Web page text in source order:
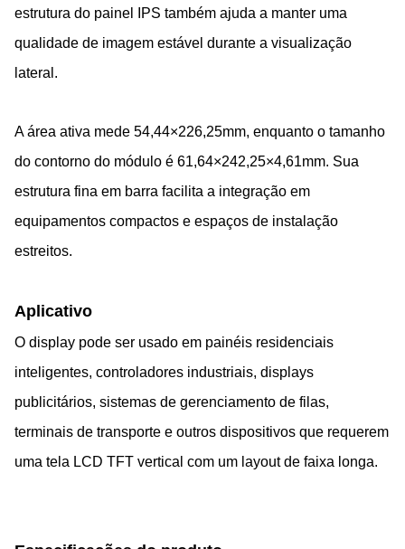
estrutura do painel IPS também ajuda a manter uma
qualidade de imagem estável durante a visualização
lateral.
A área ativa mede 54,44×226,25mm, enquanto o tamanho
do contorno do módulo é 61,64×242,25×4,61mm. Sua
estrutura fina em barra facilita a integração em
equipamentos compactos e espaços de instalação
estreitos.
Aplicativo
O display pode ser usado em painéis residenciais
inteligentes, controladores industriais, displays
publicitários, sistemas de gerenciamento de filas,
terminais de transporte e outros dispositivos que requerem
uma tela LCD TFT vertical com um layout de faixa longa.